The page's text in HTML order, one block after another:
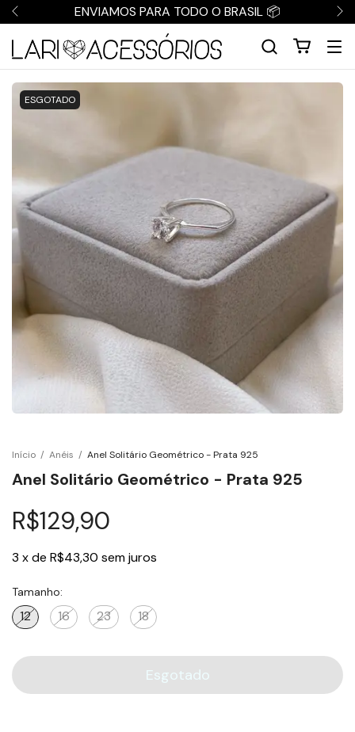
ENVIAMOS PARA TODO O BRASIL 📦
ESGOTADO
Início / Anéis / Anel Solitário Geométrico - Prata 925
Anel Solitário Geométrico - Prata 925
R$129,90
3 xde R$43,30 sem juros
Tamanho:
12 16 23 18